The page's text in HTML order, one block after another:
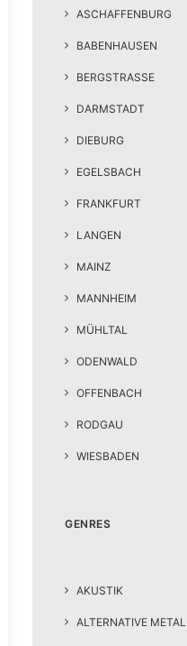
ASCHAFFENBURG
BABENHAUSEN
BERGSTRASSE
DARMSTADT
DIEBURG
EGELSBACH
FRANKFURT
LANGEN
MAINZ
MANNHEIM
MÜHLTAL
ODENWALD
OFFENBACH
RODGAU
WIESBADEN
GENRES
AKUSTIK
ALTERNATIVE METAL